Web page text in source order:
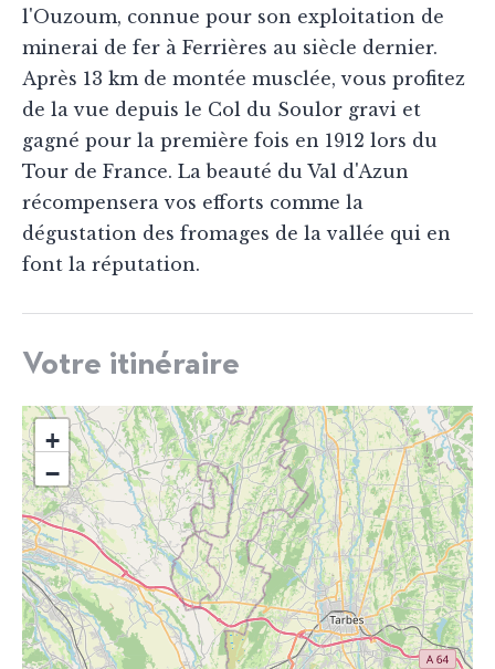
l'Ouzoum, connue pour son exploitation de
minerai de fer à Ferrières au siècle dernier.
Après 13 km de montée musclée, vous profitez
de la vue depuis le Col du Soulor gravi et
gagné pour la première fois en 1912 lors du
Tour de France. La beauté du Val d'Azun
récompensera vos efforts comme la
dégustation des fromages de la vallée qui en
font la réputation.
Votre itinéraire
+
−